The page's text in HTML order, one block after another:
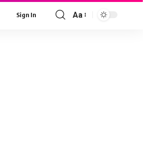
Sign In
Font
Aa